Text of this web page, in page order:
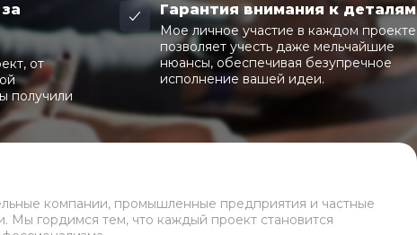
от
получили
Гарантия внимания к деталям
Мое личное участие в каждом проекте
позволяет учесть даже мельчайшие
нюансы, обеспечивая безупречное
исполнение вашей идеи.
компании, промышленные предприятия и частные
Мы гордимся тем, что каждый проект становится